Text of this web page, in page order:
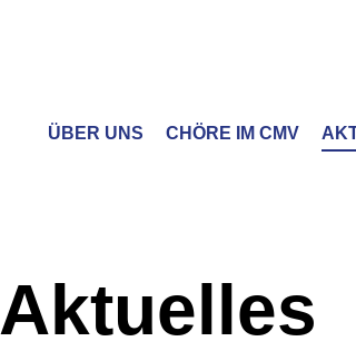
ÜBER UNS CHÖRE IM CMV
Aktuelles